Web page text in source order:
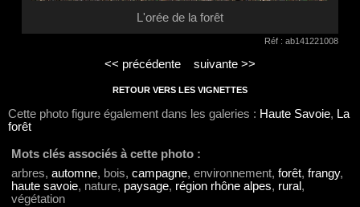
L'orée de la forêt
Réf : ab141221008
<< précédente suivante >>
RETOUR VERS LES VIGNETTES
Cette photo figure également dans les galeries : Haute Savoie, La
forêt
Mots clés associés à cette photo :
arbres, automne, bois, campagne, environnement, forêt, frangy,
haute savoie, nature, paysage, région rhône alpes, rural,
végétation